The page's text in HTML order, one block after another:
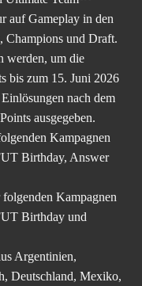
auf Gameplay in den
Champions und Draft.
werden, um die
bis zum 15. Juni 2026
nach dem
ausgegeben.
Kampagnen
Birthday, Answer
Kampagnen
Birthday und
Argentinien,
Deutschland, Mexiko,